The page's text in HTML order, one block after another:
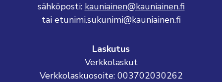
sähköposti: kauniainen@kauniainen.fi
tai etunimi.sukunimi@kauniainen.fi
Laskutus
Verkkolaskut
Verkkolaskuosoite: 003702030262